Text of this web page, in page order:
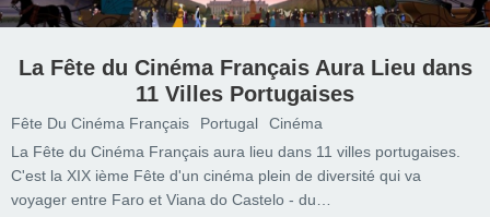
La Fête du Cinéma Français Aura Lieu dans
11 Villes Portugaises
Fête Du Cinéma Français Portugal
Cinéma
La Fête du Cinéma Français aura lieu dans 11 villes portugaises.
C'est la XIX ième Fête d'un cinéma plein de diversité qui va
voyager entre Faro et Viana do Castelo - du…